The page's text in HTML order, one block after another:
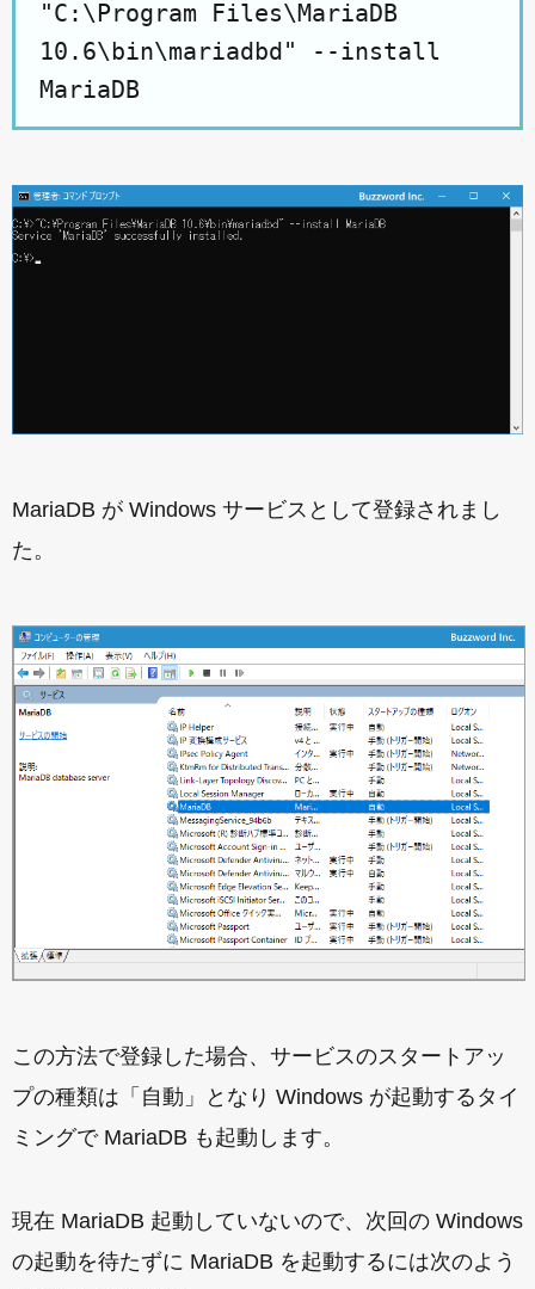
"C:\Program Files\MariaDB
10.6\bin\mariadbd" --install
MariaDB
MariaDB が Windows サービスとして登録されまし
た。
この方法で登録した場合、サービスのスタートアッ
プの種類は「自動」となり Windows が起動するタイ
ミングで MariaDB も起動します。
現在 MariaDB 起動していないので、次回の Windows
の起動を待たずに MariaDB を起動するには次のよう